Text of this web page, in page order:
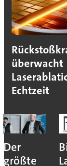
überwacht
Echtzeit
Der
größte